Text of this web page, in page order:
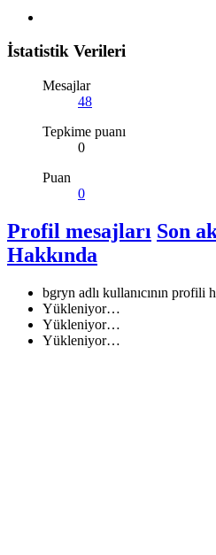
İstatistik Verileri
Mesajlar
48
Tepkime puanı
0
Puan
0
Profil mesajları Son
Hakkında
bgryn adlı kullanıcının profili
Yükleniyor…
Yükleniyor…
Yükleniyor…